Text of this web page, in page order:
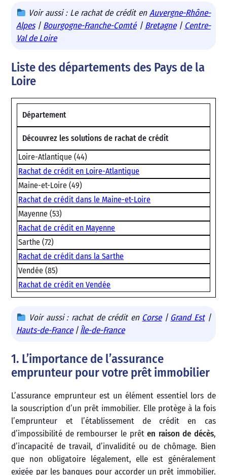
Voir aussi : Le rachat de crédit en Auvergne-Rhône-
Alpes| Bourgogne-Franche-Comté| Bretagne| Centre-
Val de Loire
Liste des départements des Pays de la
Loire
Département
Découvrez les solutions de rachat de crédit
Loire-Atlantique (44)
Rachat de crédit en Loire-Atlantique
Maine-et-Loire (49)
Rachat de crédit dans le Maine-et-Loire
Mayenne (53)
Rachat de crédit en Mayenne
Sarthe (72)
Rachat de crédit dans la Sarthe
Vendée (85)
Rachat de crédit en Vendée
Voir aussi : rachat de crédit en Corse| Grand Est|
Hauts-de-France| Île-de-France
1. L’importance de l’assurance
emprunteur pour votre prêt immobilier
L’assurance emprunteur est un élément essentiel lors de
la souscription d’un prêt immobilier. Elle protège à la fois
l’emprunteur et l’établissement de crédit en cas
d’impossibilité de rembourser le prêten raison de décès,
d’incapacité de travail, d’invalidité ou de chômage. Bien
que non obligatoire légalement, elle est généralement
exigée par les banques pour accorder un prêt immobilier.